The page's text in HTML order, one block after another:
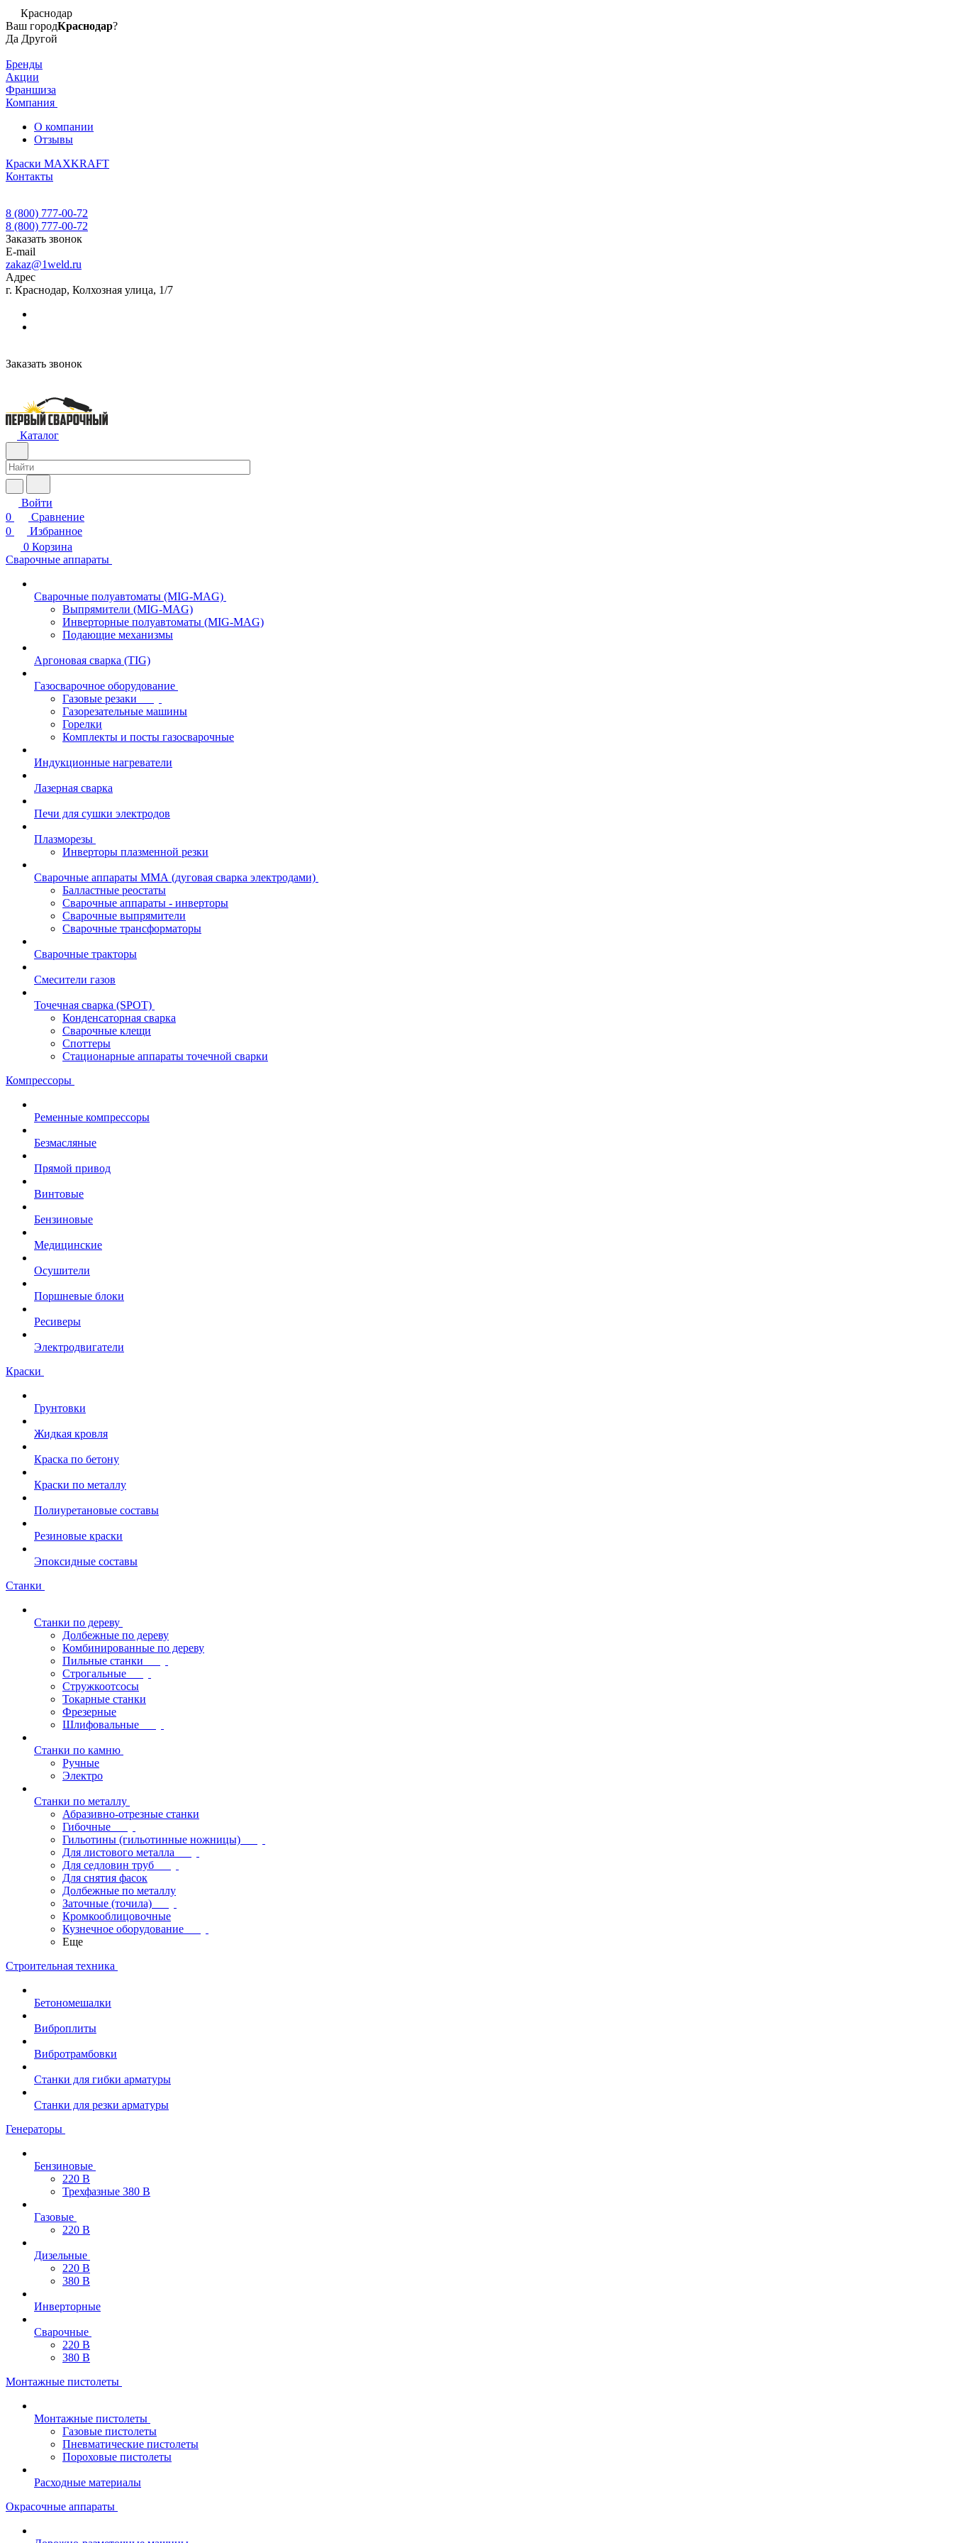
Краснодар
Ваш городКраснодар?
Да Другой
Бренды
Акции
Франшиза
Компания
О компании
Отзывы
Краски MAXKRAFT
Контакты
8 (800) 777-00-72
8 (800) 777-00-72
Заказать звонок
E-mail
zakaz@1weld.ru
Адрес
г. Краснодар, Колхозная улица, 1/7
Заказать звонок
Каталог
Войти
0
Сравнение
0
Избранное
0 Корзина
Сварочные аппараты
Сварочные полуавтоматы (MIG-MAG)
Выпрямители (MIG-MAG)
Инверторные полуавтоматы (MIG-MAG)
Подающие механизмы
Аргоновая сварка (TIG)
Газосварочное оборудование
Газовые резаки
Газорезательные машины
Горелки
Комплекты и посты газосварочные
Индукционные нагреватели
Лазерная сварка
Печи для сушки электродов
Плазморезы
Инверторы плазменной резки
Сварочные аппараты ММА (дуговая сварка электродами)
Балластные реостаты
Сварочные аппараты - инверторы
Сварочные выпрямители
Сварочные трансформаторы
Сварочные тракторы
Смесители газов
Точечная сварка (SPOT)
Конденсаторная сварка
Сварочные клещи
Споттеры
Стационарные аппараты точечной сварки
Компрессоры
Ременные компрессоры
Безмасляные
Прямой привод
Винтовые
Бензиновые
Медицинские
Осушители
Поршневые блоки
Ресиверы
Электродвигатели
Краски
Грунтовки
Жидкая кровля
Краска по бетону
Краски по металлу
Полиуретановые составы
Резиновые краски
Эпоксидные составы
Станки
Станки по дереву
Долбежные по дереву
Комбинированные по дереву
Пильные станки
Строгальные
Стружкоотсосы
Токарные станки
Фрезерные
Шлифовальные
Станки по камню
Ручные
Электро
Станки по металлу
Абразивно-отрезные станки
Гибочные
Гильотины (гильотинные ножницы)
Для листового металла
Для седловин труб
Для снятия фасок
Долбежные по металлу
Заточные (точила)
Кромкооблицовочные
Кузнечное оборудование
Еще
Строительная техника
Бетономешалки
Виброплиты
Вибротрамбовки
Станки для гибки арматуры
Станки для резки арматуры
Генераторы
Бензиновые
220 В
Трехфазные 380 В
Газовые
220 В
Дизельные
220 В
380 В
Инверторные
Сварочные
220 В
380 В
Монтажные пистолеты
Монтажные пистолеты
Газовые пистолеты
Пневматические пистолеты
Пороховые пистолеты
Расходные материалы
Окрасочные аппараты